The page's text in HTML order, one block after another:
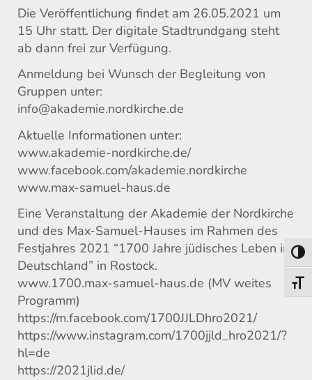
Die Veröffentlichung findet am 26.05.2021 um
15 Uhr statt. Der digitale Stadtrundgang steht
ab dann frei zur Verfügung.
Anmeldung bei Wunsch der Begleitung von
Gruppen unter:
info@akademie.nordkirche.de
Aktuelle Informationen unter:
www.akademie-nordkirche.de/
www.facebook.com/akademie.nordkirche
www.max-samuel-haus.de
Eine Veranstaltung der Akademie der Nordkirche
und des Max-Samuel-Hauses im Rahmen des
Festjahres 2021 “1700 Jahre jüdisches Leben in
Deutschland” in Rostock.
www.1700.max-samuel-haus.de (MV weites
Programm)
https://m.facebook.com/1700JJLDhro2021/
https://www.instagram.com/1700jjld_hro2021/?
hl=de
https://2021jlid.de/